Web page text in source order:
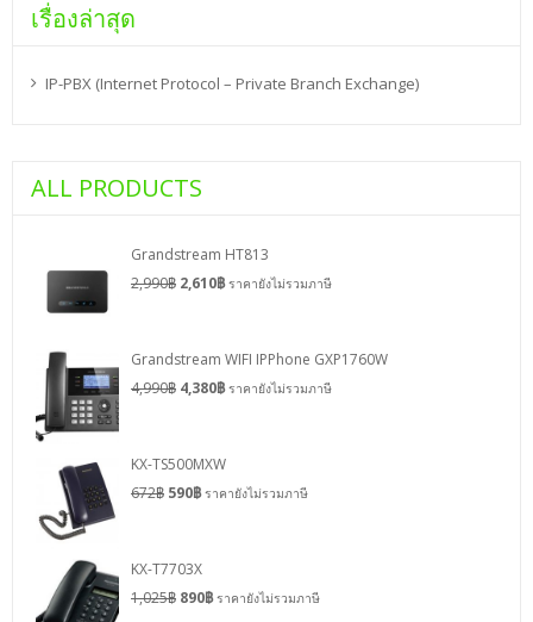
เรื่องล่าสุด
IP-PBX (Internet Protocol – Private Branch Exchange)
ALL PRODUCTS
Grandstream HT813
2,990฿ 2,610฿ ราคายังไม่รวมภาษี
Grandstream WIFI IPPhone GXP1760W
4,990฿ 4,380฿ ราคายังไม่รวมภาษี
KX-TS500MXW
672฿ 590฿ ราคายังไม่รวมภาษี
KX-T7703X
1,025฿ 890฿ ราคายังไม่รวมภาษี